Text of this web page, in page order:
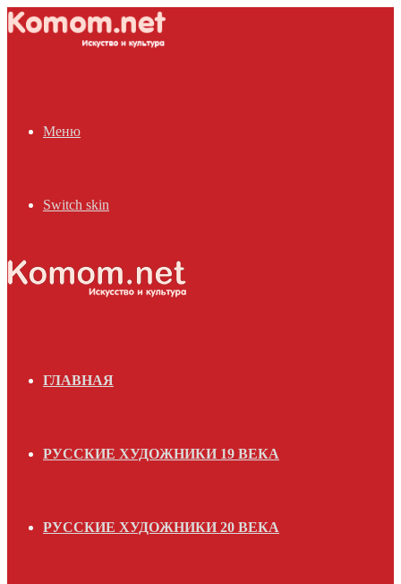
Меню
Switch skin
ГЛАВНАЯ
РУССКИЕ ХУДОЖНИКИ 19 ВЕКА
РУССКИЕ ХУДОЖНИКИ 20 ВЕКА